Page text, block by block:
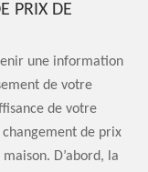
PRIX DE
une information
de votre
de votre
de prix
D’abord, la